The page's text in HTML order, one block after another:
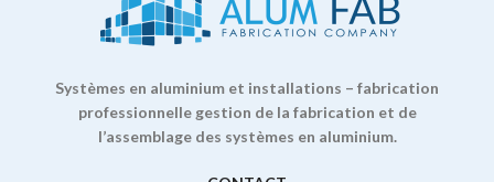
Systèmes en aluminium et installations – fabrication
professionnelle gestion de la fabrication et de
l’assemblage des systèmes en aluminium.